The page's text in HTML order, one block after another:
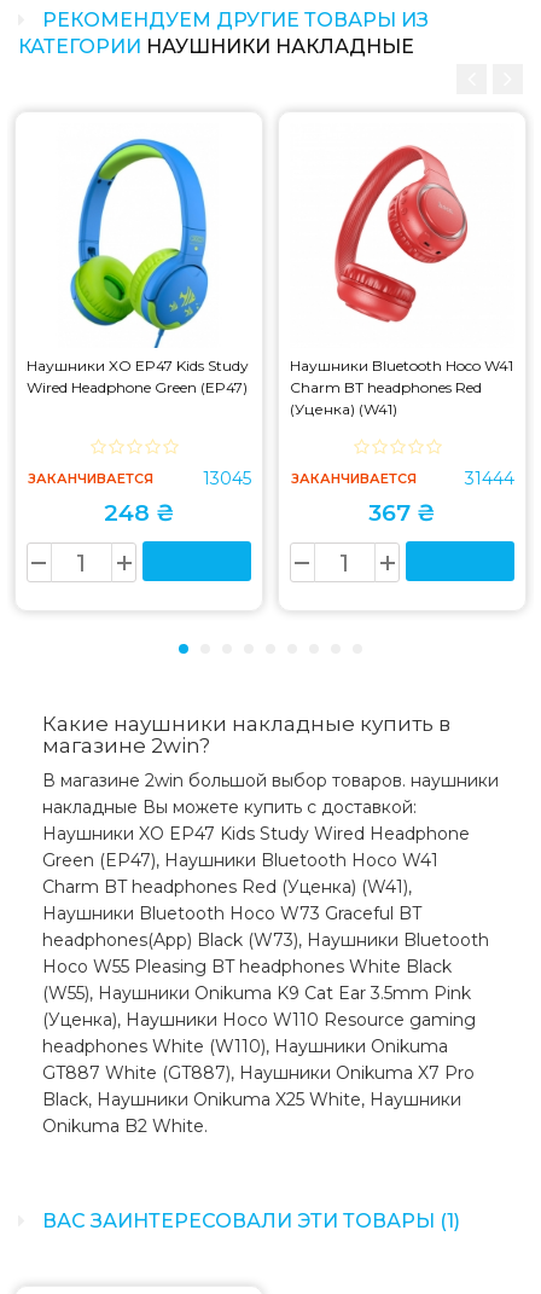
РЕКОМЕНДУЕМ ДРУГИЕ ТОВАРЫ ИЗ
КАТЕГОРИИ НАУШНИКИ НАКЛАДНЫЕ
Наушники XO EP47 Kids Study
Wired Headphone Green (EP47)
ЗАКАНЧИВАЕТСЯ 13045
248 ₴
Наушники Bluetooth Hoco W41
Charm BT headphones Red
(Уценка) (W41)
ЗАКАНЧИВАЕТСЯ 31444
367 ₴
Какие наушники накладные купить в
магазине 2win?
В магазине 2win большой выбор товаров. наушники
накладные Вы можете купить с доставкой:
Наушники XO EP47 Kids Study Wired Headphone
Green (EP47), Наушники Bluetooth Hoco W41
Charm BT headphones Red (Уценка) (W41),
Наушники Bluetooth Hoco W73 Graceful BT
headphones(App) Black (W73), Наушники Bluetooth
Hoco W55 Pleasing BT headphones White Black
(W55), Наушники Onikuma K9 Cat Ear 3.5mm Pink
(Уценка), Наушники Hoco W110 Resource gaming
headphones White (W110), Наушники Onikuma
GT887 White (GT887), Наушники Onikuma X7 Pro
Black, Наушники Onikuma X25 White, Наушники
Onikuma B2 White.
ВАС ЗАИНТЕРЕСОВАЛИ ЭТИ ТОВАРЫ (1)